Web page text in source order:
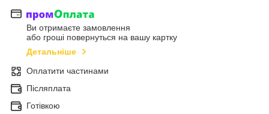
Ви отримаєте замовлення
або гроші повернуться на вашу картку
Детальніше
Оплатити частинами
Післяплата
Готівкою